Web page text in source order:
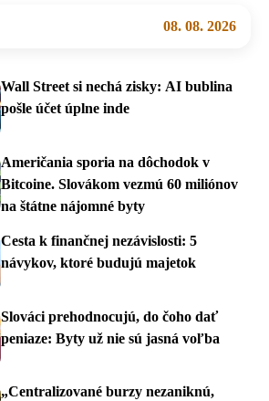
08. 08. 2026
Wall Street si nechá zisky: AI bublina
pošle účet úplne inde
Američania sporia na dôchodok v
Bitcoine. Slovákom vezmú 60 miliónov
na štátne nájomné byty
Cesta k finančnej nezávislosti: 5
návykov, ktoré budujú majetok
Slováci prehodnocujú, do čoho dať
peniaze: Byty už nie sú jasná voľba
„Centralizované burzy nezaniknú,